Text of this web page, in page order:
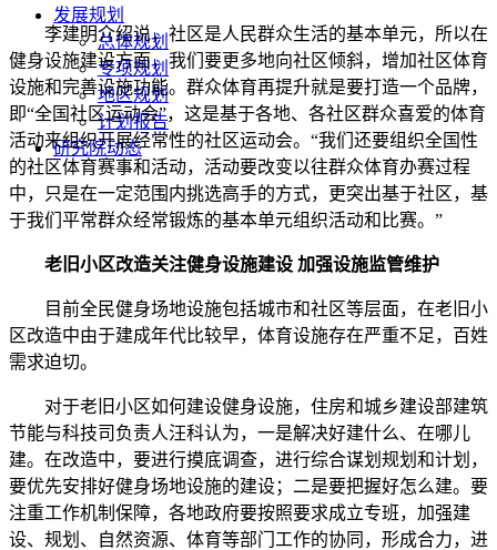
发展规划
总体规划
专项规划
地区规划
计划报告
研究院动态
李建明介绍说，社区是人民群众生活的基本单元，所以在
健身设施建设方面，我们要更多地向社区倾斜，增加社区体育
设施和完善设施功能。群众体育再提升就是要打造一个品牌，
即“全国社区运动会”，这是基于各地、各社区群众喜爱的体育
活动来组织开展经常性的社区运动会。“我们还要组织全国性
的社区体育赛事和活动，活动要改变以往群众体育办赛过程
中，只是在一定范围内挑选高手的方式，更突出基于社区，基
于我们平常群众经常锻炼的基本单元组织活动和比赛。”
老旧小区改造关注健身设施建设 加强设施监管维护
目前全民健身场地设施包括城市和社区等层面，在老旧小
区改造中由于建成年代比较早，体育设施存在严重不足，百姓
需求迫切。
对于老旧小区如何建设健身设施，住房和城乡建设部建筑
节能与科技司负责人汪科认为，一是解决好建什么、在哪儿
建。在改造中，要进行摸底调查，进行综合谋划规划和计划，
要优先安排好健身场地设施的建设；二是要把握好怎么建。要
注重工作机制保障，各地政府要按照要求成立专班，加强建
设、规划、自然资源、体育等部门工作的协同，形成合力，进